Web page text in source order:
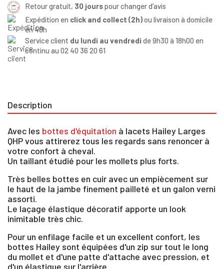
Retour gratuit, 30 jourspour changer d’avis
Expédition en click and collect (2h)ou livraison à domicile
en 48h
Service client du lundi au vendredi de 9h30 à 18h00 en
continu au 02 40 36 20 61
Description
Avec les bottes d'équitation à lacets Hailey Larges
QHP vous attirerez tous les regards sans renoncer à
votre confort à cheval.
Un taillant étudié pour les mollets plus forts.
Très belles bottes en cuir avec un empiècement sur
le haut de la jambe finement pailleté et un galon verni
assorti.
Le laçage élastique décoratif apporte un look
inimitable très chic.
Pour un enfilage facile et un excellent confort, les
bottes Hailey sont équipées d'un zip sur tout le long
du mollet et d'une patte d'attache avec pression, et
d'un élastique sur l'arrière.